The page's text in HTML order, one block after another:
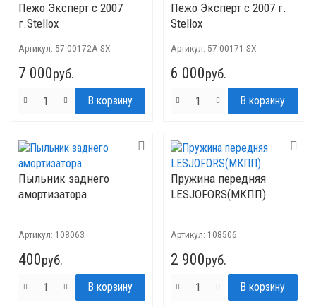
Пежо Эксперт с 2007
г.Stellox
Артикул: 57-00172A-SX
7 000руб.
Пежо Эксперт с 2007 г.
Stellox
Артикул: 57-00171-SX
6 000руб.
Пыльник заднего
амортизатора
Артикул: 108063
400руб.
Пружина передняя
LESJOFORS(МКПП)
Артикул: 108506
2 900руб.